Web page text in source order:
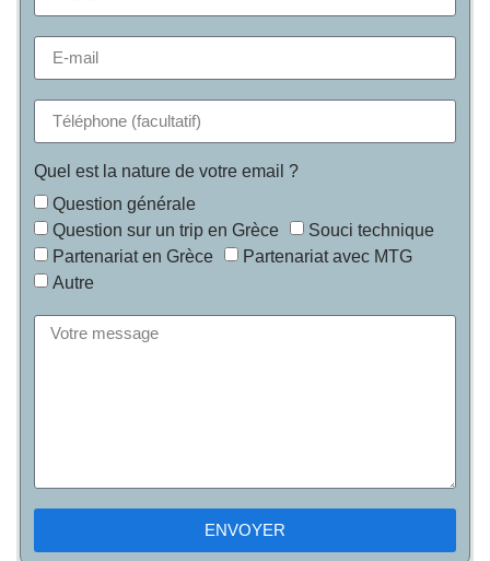
Quel est la nature de votre email ?
Question générale
Question sur un trip en Grèce
Souci technique
Partenariat en Grèce
Partenariat avec MTG
Autre
ENVOYER